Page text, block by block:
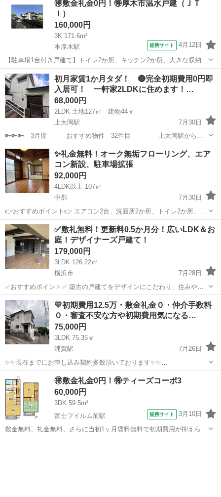
🉐敷金礼金0円！🉐厚木市温水戸建（ＪＴ
Ｉ）
160,000円
3K 171.6m²
本厚木駅
提携サイト 4月12日
【駐車場1台付き戸建て】トイレ2か所、キッチン2か所、大きな収納
（ウォークインクローゼット）2か所
神奈川 厚木市 本厚木駅 一戸建て
初月家賃1か月タダ！ 🔴完全初期費用0円即
入居可！ 一軒家2LDKに住めます！…
68,000円
2LDK 土地127㎡ 建物44㎡
上大岡駅
7月30日
🔑🔑🔑 3月度 おすすめ物件 32件目 上大岡駅から徒
歩圏の人気エリア！ 一軒家賃貸です。 初期費用0円で入居可能、即入
居できます！ ✅敷金礼金なし、その他初期費用0円 家賃のみで入居可
✅...
神奈川 横浜市 上大岡駅 一戸建て 初期
✨️礼金無料！オーク無垢フローリング、エア
コン新設、駐車場拡張
92,000円
4LDK以上 107㎡
中郡
7月30日
👉️おすすめポイント👉️ エアコン2台、洗面所2か所、トイレ2か所、敷
地内駐車場1台、ペット相談可、TVドアホン、リフォーム済で通風・
陽当り良好。近隣に普通車サイズの駐車場2種類の確保＋5500円もしく
は＋6000円 ■物...
神奈川 中郡 一戸建て 無料
✅敷礼無料！更新料0.5か月分！広いLDK＆お
庭！デザイナーズ戸建て！
179,000円
3LDK 126.22㎡
横浜市
7月28日
✅おすすめポイント✅ 築古の戸建てをデザインにこだわり、住みやす
いようにリノベいたしました！わんちゃんや猫ちゃん、大事な家族と
居心地のいい空間で暮らしませんか。 ■物件名：26832 Solana-
Tsurugamine...
神奈川 横浜市 一戸建て
💛初期費用12.5万・敷金礼金０・仲介手数料
０・審査不安な方や初期費用気になる…
75,000円
3LDK 75.35㎡
浦賀駅
7月26日
✨✨現在までにお申し込み契約多数頂いております✨✨
✨✨InteriorHomeを宜しくお願いします✨✨ ★弊社は掲載している物件
以外も多数の物件を取り扱っております★ 以下に該当する方でも審査
通過の実績がある...
神奈川 横須賀市 浦賀駅 一戸建て 物件
🉐敷金礼金0円！🉐ティーズコーポ3
60,000円
3DK 59.5m²
富士フイルム前駅
提携サイト 3月10日
敷金無料、礼金無料、さらに当初1ヶ月賃料無料で初期費用が抑えられ